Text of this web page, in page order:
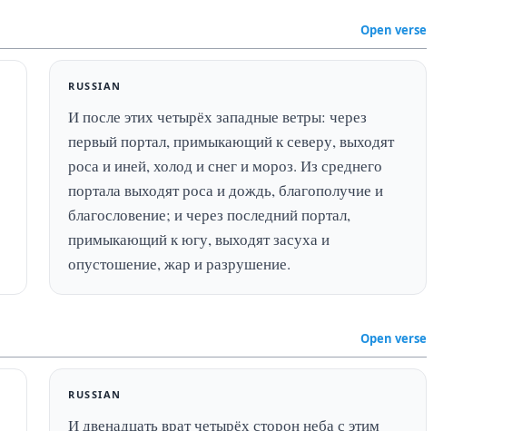
Open verse
RUSSIAN
И после этих четырёх западные ветры: через
первый портал, примыкающий к северу, выходят
роса и иней, холод и снег и мороз. Из среднего
портала выходят роса и дождь, благополучие и
благословение; и через последний портал,
примыкающий к югу, выходят засуха и
опустошение, жар и разрушение.
Open verse
RUSSIAN
И двенадцать врат четырёх сторон неба с этим